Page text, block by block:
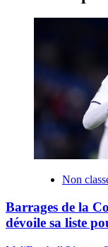
Non
Barrages de la
dévoile sa liste